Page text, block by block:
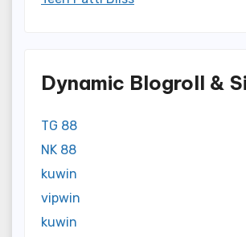
Dynamic Blogroll &
TG 88
NK 88
kuwin
vipwin
kuwin